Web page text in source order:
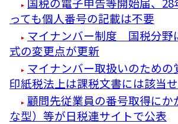
っても個人番号の記載は不要
マイナンバー制度 国税分野
式の変更点が更新
マイナンバー取扱いのための
印紙税法上は課税文書には該当
顧問先従業員の番号取得にか
な型）等が日税連サイトで公表